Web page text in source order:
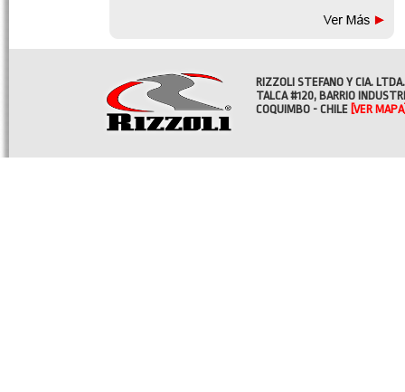
RIZZOLI STEFANO Y CIA. LTDA.
TALCA #120, BARRIO
COQUIMBO - CHILE [VER